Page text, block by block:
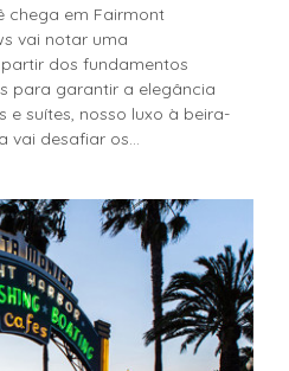
chega em Fairmont
vai notar uma
dos fundamentos
para garantir a elegância
e suítes, nosso luxo à beira-
vai desafiar os...